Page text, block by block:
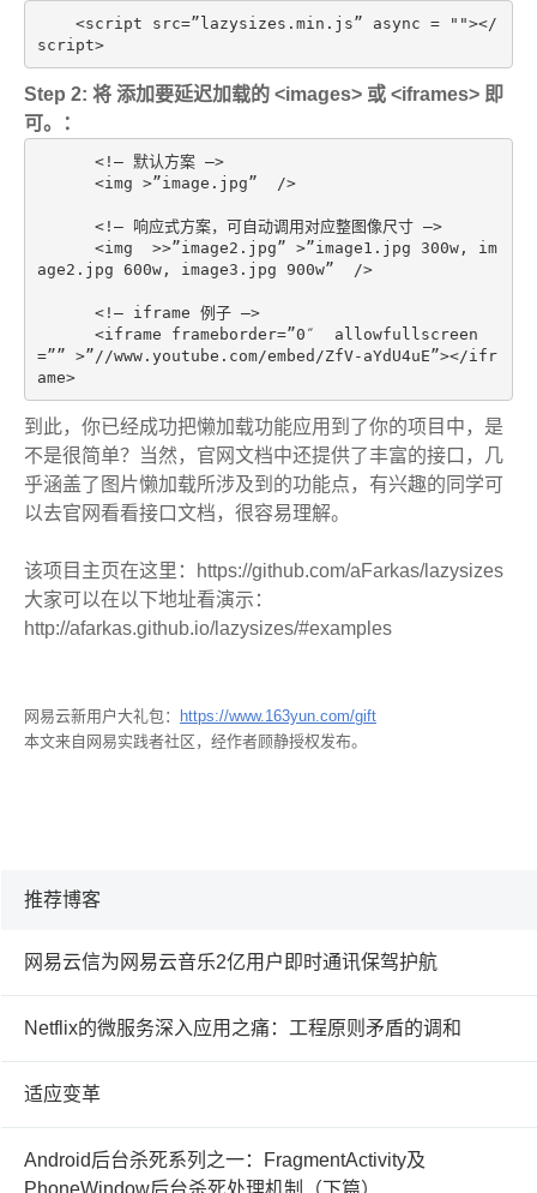
    <script src=”lazysizes.min.js” async =
""></
script>
Step 2: 将 添加要延迟加载的 <images> 或 <iframes> 即
可。：
<!— 默认方案 –>
<img >”image.jpg”
  />
<!— 响应式方案，可自动调用对应整图像尺寸 –>
<img  >>”image2.jpg” >”image1.jpg 300w, im
age2.jpg 600w, image3.jpg 900w”  />
<!– iframe 例子 –>
<iframe frameborder=”0″
allowfullscreen
=”” >” //www.youtube.com/embed /ZfV-aYdU4uE”></ifr
ame>
到此，你已经成功把懒加载功能应用到了你的项目中，是
不是很简单？当然，官网文档中还提供了丰富的接口，几
乎涵盖了图片懒加载所涉及到的功能点，有兴趣的同学可
以去官网看看接口文档，很容易理解。
该项目主页在这里：https://github.com/aFarkas/lazysizes
大家可以在以下地址看演示：
http://afarkas.github.io/lazysizes/#examples
网易云新用户大礼包：
https://www.163yun.com/gift
本文来自网易实践者社区，经作者顾静授权发布。
推荐博客
网易云信为网易云音乐2亿用户即时通讯保驾护航
Netflix的微服务深入应用之痛：工程原则矛盾的调和
适应变革
Android后台杀死系列之一：FragmentActivity及
PhoneWindow后台杀死处理机制（下篇）